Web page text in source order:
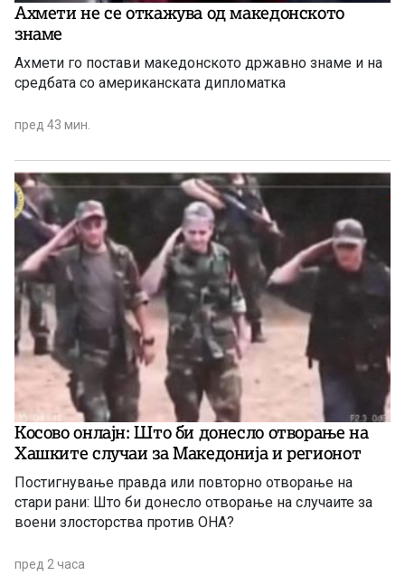
Ахмети не се откажува од македонското
знаме
Ахмети го постави македонското државно знаме и на
средбата со американската дипломатка
пред 43 мин.
Косово онлајн: Што би донесло отворање на
Хашките случаи за Македонија и регионот
Постигнување правда или повторно отворање на
стари рани: Што би донесло отворање на случаите за
воени злосторства против ОНА?
пред 2 часа